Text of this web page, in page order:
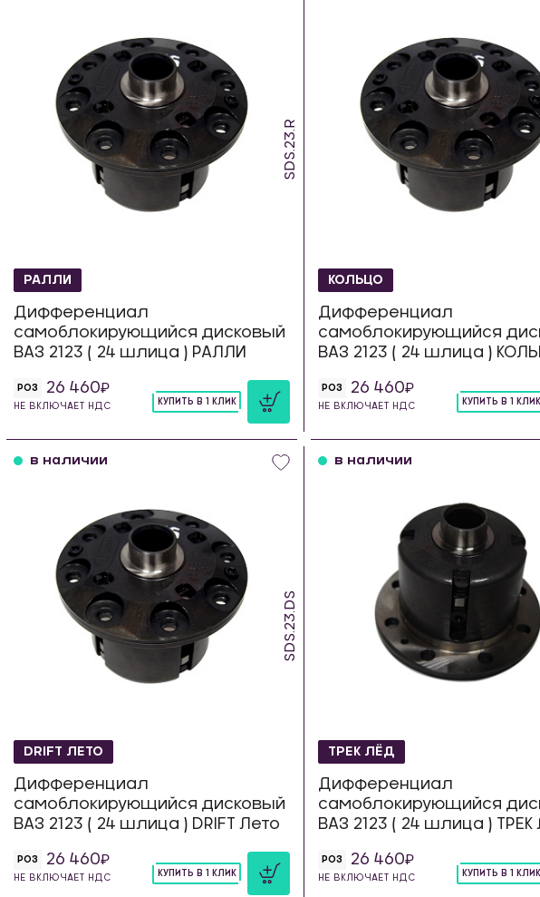
SDS.23.R
РАЛЛИ
Дифференциал
самоблокирующийся дисковый
ВАЗ 2123 ( 24 шлица ) РАЛЛИ
РОЗ 26 460
НЕ ВКЛЮЧАЕТ НДС КУПИТЬ В 1 КЛИК
КОЛЬЦО
Дифференциал
самоблокирующийся
ВАЗ 2123 ( 24 шлица )
РОЗ 26 460
НЕ ВКЛЮЧАЕТ НДС КУПИТЬ В 1 КЛИК
SDS.23.DS
в наличии
DRIFT ЛЕТО
Дифференциал
самоблокирующийся дисковый
ВАЗ 2123 ( 24 шлица ) DRIFT Лето
РОЗ 26 460
НЕ ВКЛЮЧАЕТ НДС КУПИТЬ В 1 КЛИК
в наличии
ТРЕК ЛЁД
Дифференциал
самоблокирующийся
ВАЗ 2123 ( 24 шлица ) ТРЕК
РОЗ 26 460
НЕ ВКЛЮЧАЕТ НДС КУПИТЬ В 1 КЛИК